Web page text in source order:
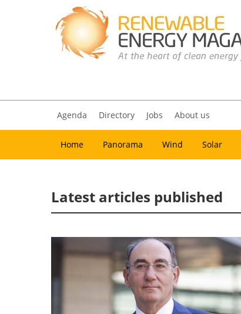
Agenda Directory Jobs About us
Home Panorama Wind Solar
Latest articles published